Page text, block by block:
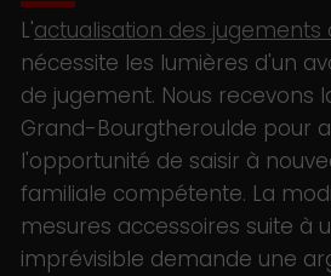
L'actualisation des jugements
nécessite les lumières d'un
de jugement. Nous recevons
Grand-Bourgtheroulde pour
l'opportunité de saisir à
familiale compétente. La
mesures accessoires suite à
imprévisible demande une